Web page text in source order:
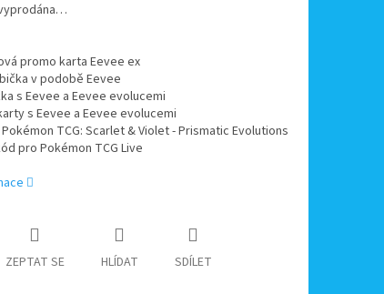
promo karta Eevee ex
v podobě Eevee
s Eevee a Eevee evolucemi
s Eevee a Eevee evolucemi
TCG: Scarlet & Violet - Prismatic Evolutions
pro Pokémon TCG Live
ZEPTAT SE HLÍDAT SDÍLET